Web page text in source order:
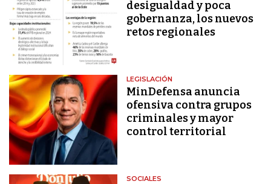
desigualdad y poca
gobernanza, los nuevos
retos regionales
LEGISLACIÓN
MinDefensa anuncia
ofensiva contra grupos
criminales y mayor
control territorial
SOCIALES